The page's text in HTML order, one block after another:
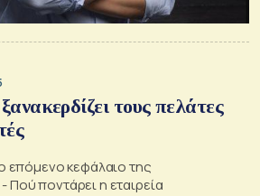
τους πελάτες
επόμενο κεφάλαιο της
ποντάρει η εταιρεία